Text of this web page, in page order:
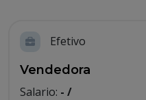
Efetivo
Vendedora
Salario: - /